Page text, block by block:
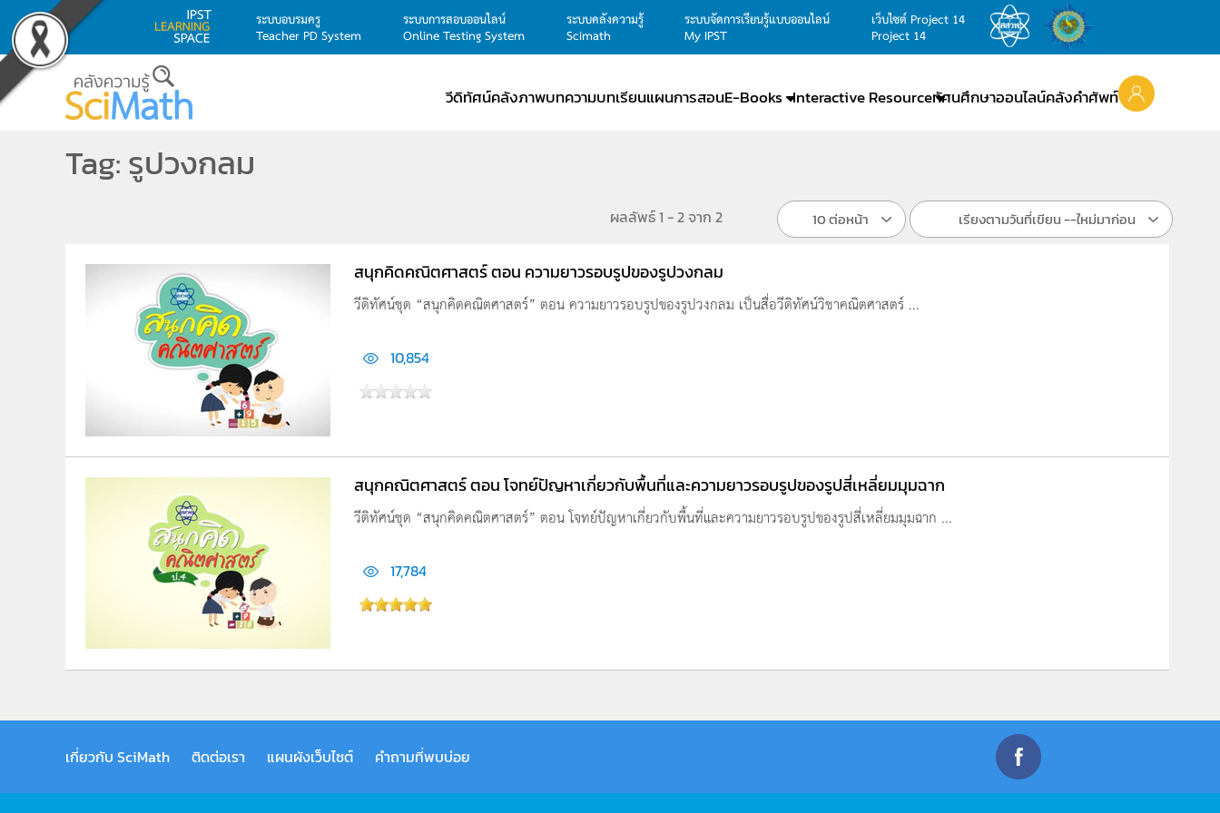
Skip to main content
ระบบอบรมครู
Teacher PD System
ระบบการสอบออนไลน์
Online Testing System
ระบบคลังความรู้
Scimath
ระบบจัดการเรียนรู้แบบออนไลน์
My IPST
เว็บไซต์ Project 14
Project 14
วีดิทัศน์คลังภาพบทความบทเรียนแผนการสอนE-Books Interactive Resourceทัศนศึกษาออนไลน์คลังคำศัพท์
Tag: รูปวงกลม
ผลลัพธ์ 1 - 2 จาก 2 10 ต่อหน้า เรียงตามวันที่เขียน --ใหม่มาก่อน
สนุกคิดคณิตศาสตร์ ตอน ความยาวรอบรูปของรูปวงกลม
วีดิทัศน์ชุด “สนุกคิดคณิตศาสตร์” ตอน ความยาวรอบรูปของรูปวงกลม เป็นสื่อวีดิทัศน์วิชาคณิตศาสตร์ ...
10,854
สนุกคณิตศาสตร์ ตอน โจทย์ปัญหาเกี่ยวกับพื้นที่และความยาวรอบรูปของรูปสี่เหลี่ยมมุมฉาก
วีดิทัศน์ชุด “สนุกคิดคณิตศาสตร์” ตอน โจทย์ปัญหาเกี่ยวกับพื้นที่และความยาวรอบรูปของรูปสี่เหลี่ยมมุมฉาก ...
17,784
เกี่ยวกับ SciMath ติดต่อเรา แผนผังเว็บไซต์ คำถามที่พบบ่อย